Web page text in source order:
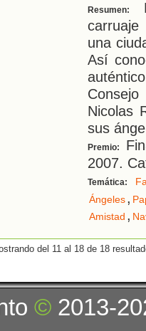
Resumen:
una
Así
Nicolas
sus
Premio:
2007.
Temática:
Ángeles,
Amistad ,
del 11 al 18 de 18
© 2013-